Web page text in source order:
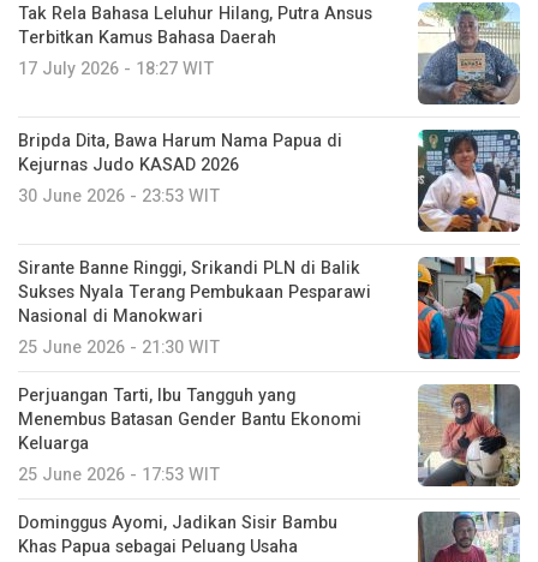
Tak Rela Bahasa Leluhur Hilang, Putra Ansus
Terbitkan Kamus Bahasa Daerah
17 July 2026 - 18:27 WIT
Bripda Dita, Bawa Harum Nama Papua di
Kejurnas Judo KASAD 2026
30 June 2026 - 23:53 WIT
Sirante Banne Ringgi, Srikandi PLN di Balik
Sukses Nyala Terang Pembukaan Pesparawi
Nasional di Manokwari
25 June 2026 - 21:30 WIT
Perjuangan Tarti, Ibu Tangguh yang
Menembus Batasan Gender Bantu Ekonomi
Keluarga
25 June 2026 - 17:53 WIT
Dominggus Ayomi, Jadikan Sisir Bambu
Khas Papua sebagai Peluang Usaha